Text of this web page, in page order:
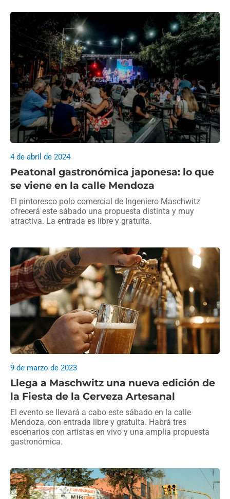
Peatonal gastronómica japonesa: lo que
se viene en la calle Mendoza
4 de abril de 2024
El pintoresco polo comercial de Ingeniero Maschwitz
ofrecerá este sábado una propuesta distinta y muy
atractiva. La entrada es libre y gratuita.
Llega a Maschwitz una nueva edición de
la Fiesta de la Cerveza Artesanal
9 de marzo de 2023
El evento se llevará a cabo este sábado en la calle
Mendoza, con entrada libre y gratuita. Habrá tres
escenarios con artistas en vivo y una amplia propuesta
gastronómica.